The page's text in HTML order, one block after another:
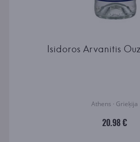
Isidoros Arvanitis
Athens · Grieķija
20.98 €